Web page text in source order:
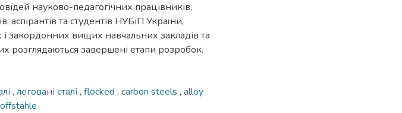
науково-педагогічних працівників,
аспірантів та студентів НУБіП України,
і закордонних вищих навчальних закладів та
розглядаються завершені етапи розробок.
, леговані сталі , flocked , carbon steels , alloy